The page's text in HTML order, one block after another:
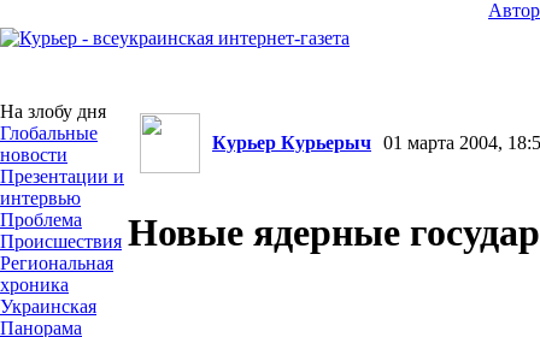
На злобу дня
Глобальные
новости
Презентации и
интервью
Проблема
Происшествия
Региональная
хроника
Украинская
Панорама
Курьер Курьерыч 01 марта 2004,
Новые ядерные